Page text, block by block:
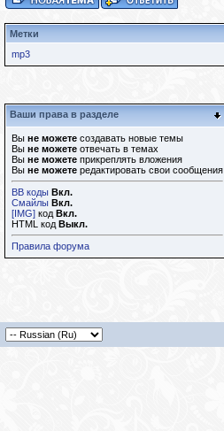
Метки
mp3
Ваши права в разделе
Вы не можете создавать новые темы
Вы не можете отвечать в темах
Вы не можете прикреплять вложения
Вы не можете редактировать свои сообщения
BB коды Вкл.
Смайлы Вкл.
[IMG] код Вкл.
HTML код Выкл.
Правила форума